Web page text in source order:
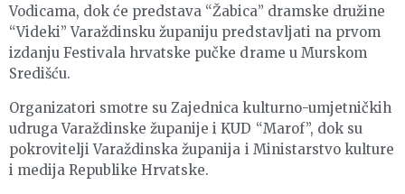
Vodicama, dok će predstava “Žabica” dramske družine
“Videki” Varaždinsku županiju predstavljati na prvom
izdanju Festivala hrvatske pučke drame u Murskom
Središću.
Organizatori smotre su Zajednica kulturno-umjetničkih
udruga Varaždinske županije i KUD “Marof”, dok su
pokrovitelji Varaždinska županija i Ministarstvo kulture
i medija Republike Hrvatske.